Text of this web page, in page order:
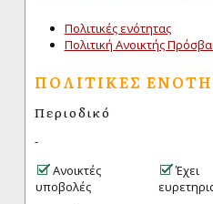
Πολιτικές ενότητας
Πολιτική Ανοικτής
ΠΟΛΙΤΙΚΈΣ
Περιοδικό
-
Ανοικτές
υποβολές
Έχει